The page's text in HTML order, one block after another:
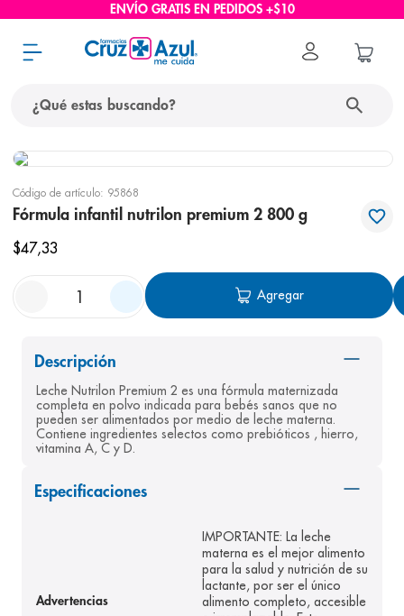
ENVÍO GRATIS EN PEDIDOS +$10
Código de artículo: 95868
Fórmula infantil nutrilon premium 2 800 g
$47,33
Agregar
Descripción
Leche Nutrilon Premium 2 es una fórmula maternizada
completa en polvo indicada para bebés sanos que no
pueden ser alimentados por medio de leche materna.
Contiene ingredientes selectos como prebióticos , hierro,
vitamina A, C y D.
Especificaciones
Advertencias
IMPORTANTE: La leche
materna es el mejor alimento
para la salud y nutrición de su
lactante, por ser el único
alimento completo, accesible
términos más buscados
protector solar
6. shampoo
7. bioderma
8. panolini
9. pediasure
10.desodorante